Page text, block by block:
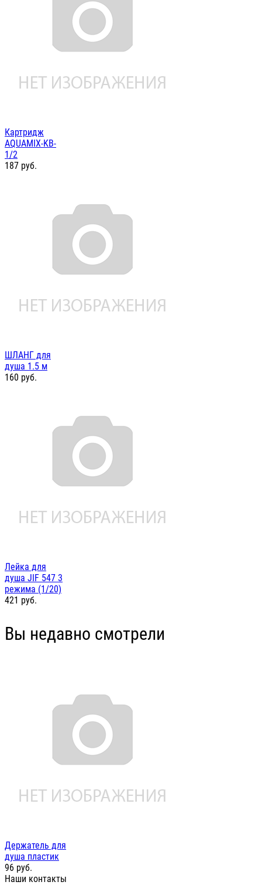
Картридж
AQUAMIX-KB-
1/2
187 руб.
ШЛАНГ для
душа 1.5 м
160 руб.
Лейка для
душа JIF 547 3
режима (1/20)
421 руб.
Вы недавно смотрели
Держатель для
душа пластик
96 руб.
Наши контакты